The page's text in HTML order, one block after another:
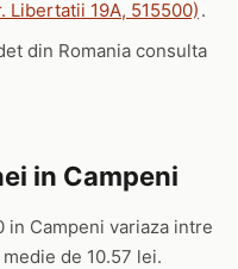
Libertatii 19A, 515500) .
din Romania consulta
in Campeni
in Campeni variaza intre
medie de 10.57 lei.